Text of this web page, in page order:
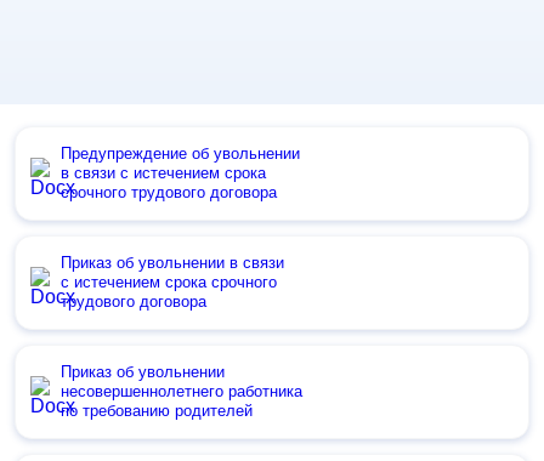
Предупреждение об увольнении
в связи с истечением срока
срочного трудового договора
Приказ об увольнении в связи
с истечением срока срочного
трудового договора
Приказ об увольнении
несовершеннолетнего работника
по требованию родителей